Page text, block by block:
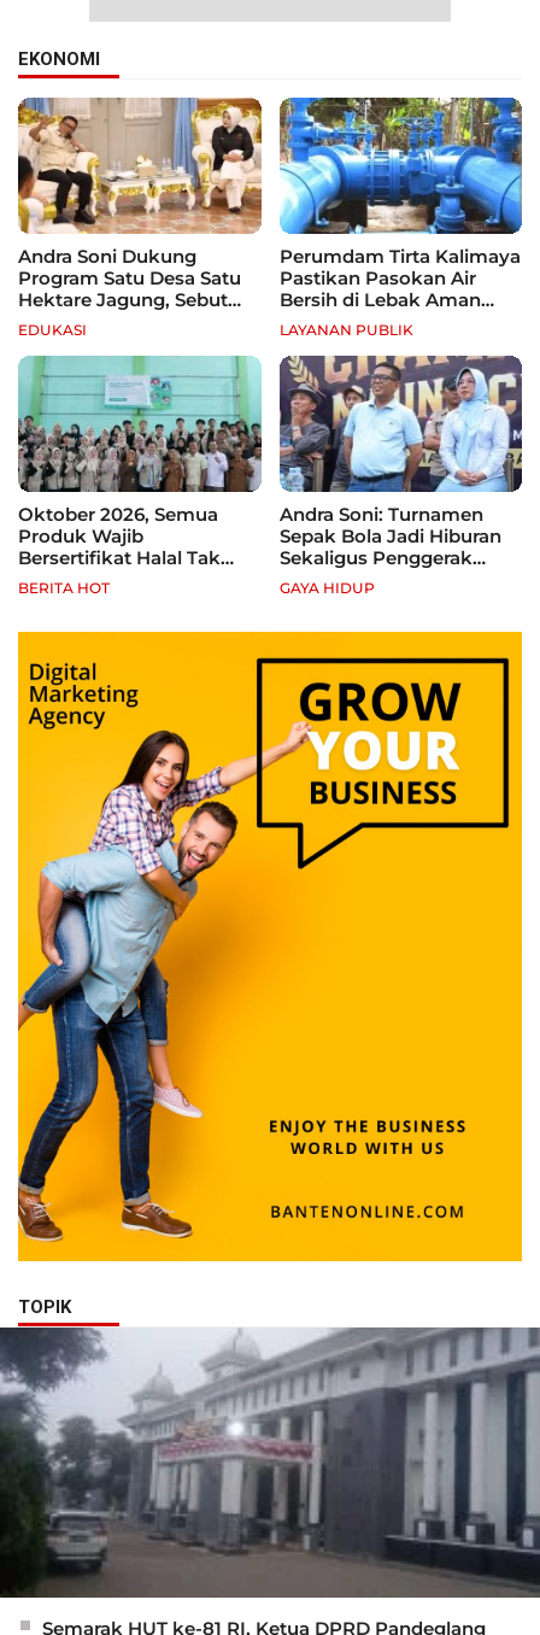
EKONOMI
Andra Soni Dukung
Program Satu Desa Satu
Hektare Jagung, Sebut
Banten Punya Peluang
Jadi Sentra Produksi
EDUKASI
Perumdam Tirta Kalimaya
Pastikan Pasokan Air
Bersih di Lebak Aman
Selama Kemarau
LAYANAN PUBLIK
Oktober 2026, Semua
Produk Wajib
Bersertifikat Halal Tak
Kantongi Sertifikat Halal,
Pelaku Usaha Terancam
BERITA HOT
Andra Soni: Turnamen
Sepak Bola Jadi Hiburan
Sekaligus Penggerak
Ekonomi Rakyat
GAYA HIDUP
TOPIK
Semarak HUT ke-81 RI, Ketua DPRD Pandeglang